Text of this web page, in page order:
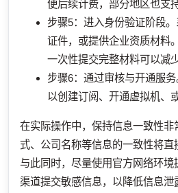
便后续计费，部分地区也支
步骤5：进入身份验证阶段
证件，或提供企业资质材料
一次性提交完整材料可以减
步骤6：通过审核与开通服
以创建订阅、开通虚拟机、
在实际操作中，保持信息一致性
式、公司名称等信息的一致性将直
与此同时，尽量使用官方网络环
渠道提交敏感信息，以降低信息泄